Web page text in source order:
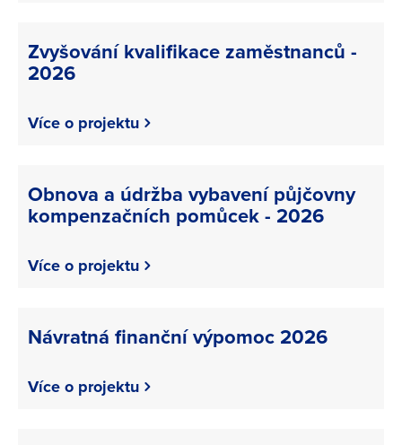
Zvyšování kvalifikace zaměstnanců -
2026
Více o projektu
Obnova a údržba vybavení půjčovny
kompenzačních pomůcek - 2026
Více o projektu
Návratná finanční výpomoc 2026
Více o projektu